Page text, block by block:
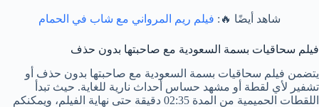
شاهد أيضًا 🔥: فيلم ريم المرواني مع شاب في الحمام
فيلم سحاقيات بسمة السعودية مع صاحبتها بدون حذف
يتضمن فيلم سحاقيات بسمة السعودية مع صاحبتها بدون حذف أو
تشفير لأي لقطة أو مشهد حساس أحداث نارية للغاية. حيث تبدأ
اللقطات الحميمية من المدة 02:35 دقيقة حتى نهاية الفيلم، ويمكنكم